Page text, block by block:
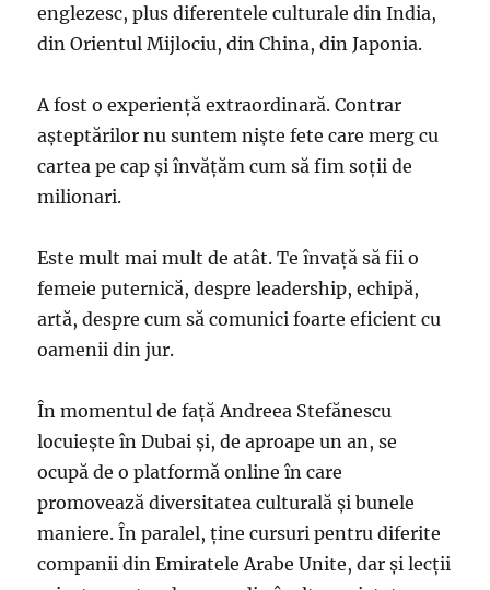
englezesc, plus diferentele culturale din India,
din Orientul Mijlociu, din China, din Japonia.
A fost o experienţă extraordinară. Contrar
aşteptărilor nu suntem nişte fete care merg cu
cartea pe cap şi învăţăm cum să fim soţii de
milionari.
Este mult mai mult de atât. Te învaţă să fii o
femeie puternică, despre leadership, echipă,
artă, despre cum să comunici foarte eficient cu
oamenii din jur.
În momentul de faţă Andreea Stefănescu
locuieşte în Dubai şi, de aproape un an, se
ocupă de o platformă online în care
promovează diversitatea culturală şi bunele
maniere. În paralel, ţine cursuri pentru diferite
companii din Emiratele Arabe Unite, dar şi lecţii